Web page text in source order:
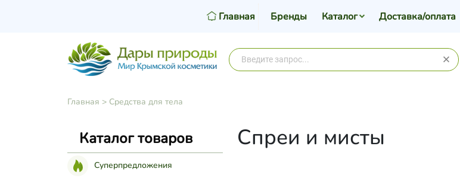
Главная Бренды Каталог Доставка/оплата
Главная > Средства для тела
Каталог товаров
Суперпредложения
Спреи и мисты